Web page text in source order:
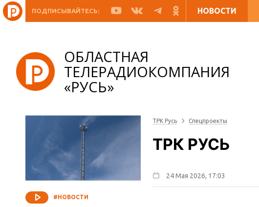
ПОДПИСЫВАЙТЕСЬ: НОВОСТИ
ОБЛАСТНАЯ
ТЕЛЕРАДИОКОМПАНИЯ
«РУСЬ»
ТРК Русь Спецпроекты
ТРК РУСЬ
24 Мая 2026, 17:03
#НОВОСТИ